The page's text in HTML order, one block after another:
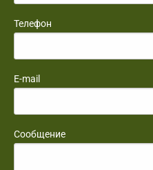
Телефон
E-mail
Сообщение